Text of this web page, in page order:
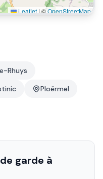
Leaflet | ©OpenStreetMap
Rhuys
Ploërmel
garde à